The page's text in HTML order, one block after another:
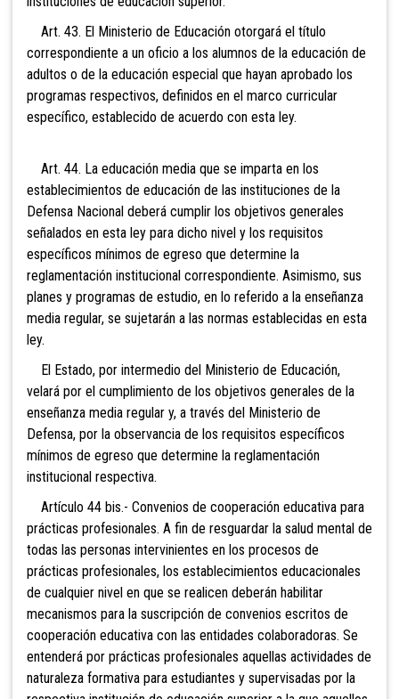
Art. 43. El Ministerio de Educación otorgará el título
correspondiente a un oficio a los alumnos de la educación de
adultos o de la educación especial que hayan aprobado los
programas respectivos, definidos en el marco curricular
específico, establecido de acuerdo con esta ley.
Art. 44. La educación media que se imparta en los
establecimientos de educación de las instituciones de la
Defensa Nacional deberá cumplir los objetivos generales
señalados en esta ley para dicho nivel y los requisitos
específicos mínimos de egreso que determine la
reglamentación institucional correspondiente. Asimismo, sus
planes y programas de estudio, en lo referido a la enseñanza
media regular, se sujetarán a las normas establecidas en esta
ley.
El Estado, por intermedio del Ministerio de Educación,
velará por el cumplimiento de los objetivos generales de la
enseñanza media regular y, a través del Ministerio de
Defensa, por la observancia de los requisitos específicos
mínimos de egreso que determine la reglamentación
institucional respectiva.
Artículo 44 bis.- Convenios de cooperación educativa para
prácticas profesionales. A fin de resguardar la salud mental de
todas las personas intervinientes en los procesos de
prácticas profesionales, los establecimientos educacionales
de cualquier nivel en que se realicen deberán habilitar
mecanismos para la suscripción de convenios escritos de
cooperación educativa con las entidades colaboradoras. Se
entenderá por prácticas profesionales aquellas actividades de
naturaleza formativa para estudiantes y supervisadas por la